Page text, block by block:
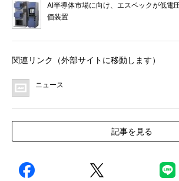
AI半導体市場に向け、エスペックが低電
価装置
関連リンク（外部サイトに移動します）
ニュース
記事を見る